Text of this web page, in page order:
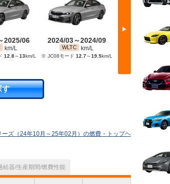
▶
2025/06
km/L
12.8～13km/L
2024/03～2024/09
WLTC km/L
※ JC08モード 12.7～19.5km/L
2023/04～
す
ーズ（24年10月～25年02月）の燃費・トップヘ
給器/生産期間/燃費性能